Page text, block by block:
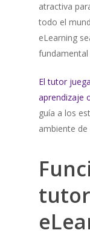
atractiva
todo el
eLearning
El tutor
aprendizaje
guía a los
ambiente